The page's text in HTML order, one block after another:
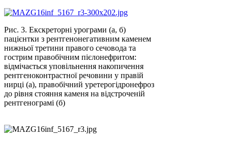
Рис. 3. Екскреторні урограми (а, б)
пацієнтки з рентгенонегативним каменем
нижньої третини правого сечовода та
гострим правобічним пієлонефритом:
відмічається уповільнення накопичення
рентгеноконтрастної речовини у правій
нирці (а), правобічний уретерогідронефроз
до рівня стояння каменя на відстроченій
рентгенограмі (б)